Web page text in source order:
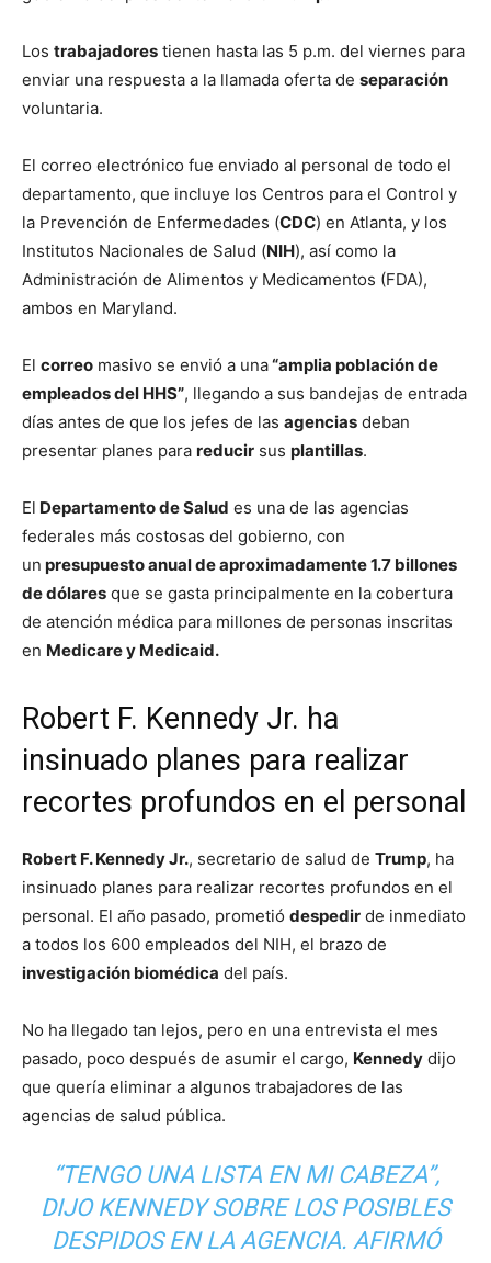
Los trabajadores tienen hasta las 5 p.m. del viernes para
enviar una respuesta a la llamada oferta de separación
voluntaria.
El correo electrónico fue enviado al personal de todo el
departamento, que incluye los Centros para el Control y
la Prevención de Enfermedades (CDC) en Atlanta, y los
Institutos Nacionales de Salud (NIH), así como la
Administración de Alimentos y Medicamentos (FDA),
ambos en Maryland.
El correo masivo se envió a una“amplia población de
empleados del HHS”, llegando a sus bandejas de entrada
días antes de que los jefes de las agencias deban
presentar planes para reducir sus plantillas.
El Departamento de Salud es una de las agencias
federales más costosas del gobierno, con
un presupuesto anual de aproximadamente 1.7 billones
de dólares que se gasta principalmente en la cobertura
de atención médica para millones de personas inscritas
en Medicare y Medicaid.
Robert F. Kennedy Jr. ha
insinuado planes para realizar
recortes profundos en el personal
Robert F. Kennedy Jr., secretario de salud de Trump, ha
insinuado planes para realizar recortes profundos en el
personal. El año pasado, prometió despedir de inmediato
a todos los 600 empleados del NIH, el brazo de
investigación biomédica del país.
No ha llegado tan lejos, pero en una entrevista el mes
pasado, poco después de asumir el cargo, Kennedy dijo
que quería eliminar a algunos trabajadores de las
agencias de salud pública.
“TENGO UNA LISTA EN MI CABEZA”,
DIJO KENNEDY SOBRE LOS POSIBLES
DESPIDOS EN LA AGENCIA. AFIRMÓ